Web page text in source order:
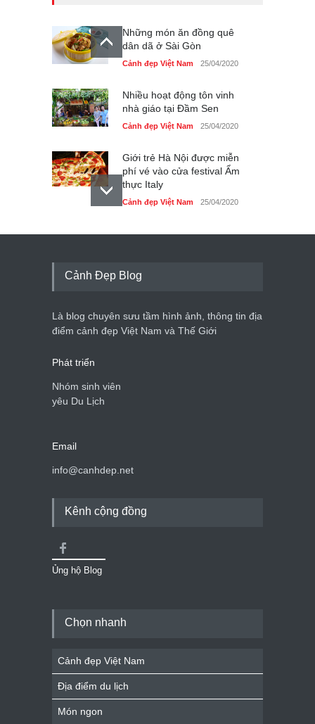
Những món ăn đồng quê
dân dã ở Sài Gòn
Cảnh đẹp Việt Nam 25/04/2020
Nhiều hoạt động tôn vinh
nhà giáo tại Đầm Sen
Cảnh đẹp Việt Nam 25/04/2020
Giới trẻ Hà Nội được miễn
phí vé vào cửa festival Ẩm
thực Italy
Cảnh đẹp Việt Nam 25/04/2020
Tam giác mạch khoe sắc
du lịch quốc gia
Cảnh đẹp Việt Nam 24/04/2020
Cảnh Đẹp Blog
Là blog chuyên sưu tầm hình ảnh, thông tin địa
điểm cảnh đẹp Việt Nam và Thế Giới
Phát triển
Nhóm sinh viên
yêu Du Lịch
Email
info@canhdep.net
Kênh cộng đồng
Ủng hộ Blog
Chọn nhanh
Cảnh đẹp Việt Nam
Địa điểm du lịch
Món ngon